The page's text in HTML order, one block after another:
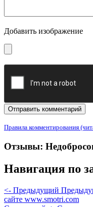
Добавить изображение
Правила комментирования
Отзывы:
Навигация по
<- Предыдущий
сайте www.smotri.com